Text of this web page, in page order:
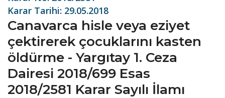
Karar Tarihi: 29.05.2018
Canavarca hisle veya eziyet
çektirerek çocuklarını kasten
öldürme - Yargıtay 1. Ceza
Dairesi 2018/699 Esas
2018/2581 Karar Sayılı İlamı